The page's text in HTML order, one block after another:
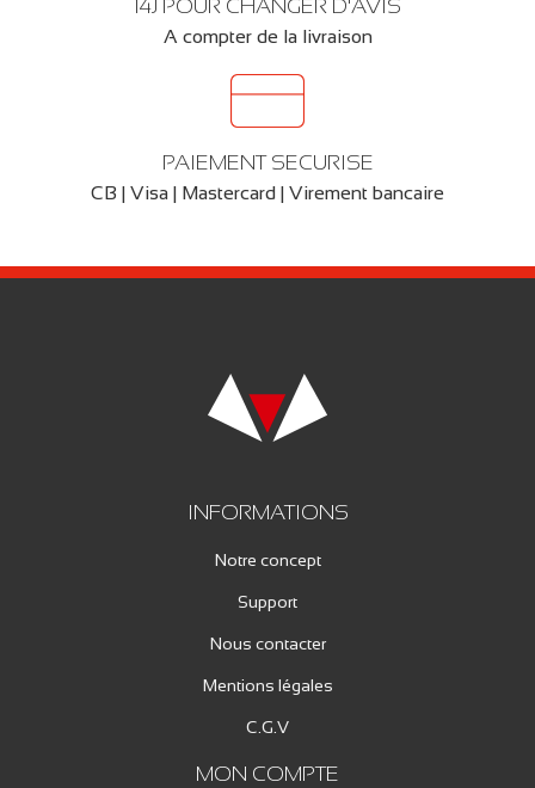
14J POUR CHANGER D'AVIS
A compter de la livraison
PAIEMENT SECURISE
CB | Visa | Mastercard | Virement bancaire
INFORMATIONS
Notre concept
Support
Nous contacter
Mentions légales
C.G.V
MON COMPTE